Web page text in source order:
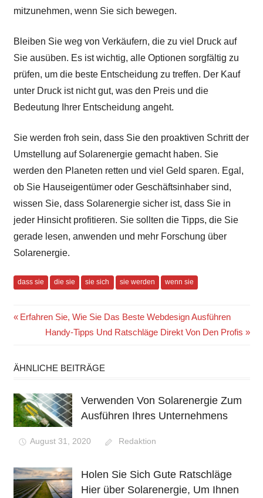
mitzunehmen, wenn Sie sich bewegen.
Bleiben Sie weg von Verkäufern, die zu viel Druck auf
Sie ausüben. Es ist wichtig, alle Optionen sorgfältig zu
prüfen, um die beste Entscheidung zu treffen. Der Kauf
unter Druck ist nicht gut, was den Preis und die
Bedeutung Ihrer Entscheidung angeht.
Sie werden froh sein, dass Sie den proaktiven Schritt der
Umstellung auf Solarenergie gemacht haben. Sie
werden den Planeten retten und viel Geld sparen. Egal,
ob Sie Hauseigentümer oder Geschäftsinhaber sind,
wissen Sie, dass Solarenergie sicher ist, dass Sie in
jeder Hinsicht profitieren. Sie sollten die Tipps, die Sie
gerade lesen, anwenden und mehr Forschung über
Solarenergie.
dass sie die sie sie sich sie werden wenn sie
Beitragsnavigation
Vorheriger
Beitrag:
Erfahren Sie, Wie Sie Das Beste Webdesign Ausführen
Nächster
Handy-Tipps Und Ratschläge Direkt Von Den Profis
ÄHNLICHE BEITRÄGE
Verwenden Von Solarenergie Zum
Ausführen Ihres Unternehmens
August 31, 2020 Redaktion
Holen Sie Sich Gute Ratschläge
Hier über Solarenergie, Um Ihnen